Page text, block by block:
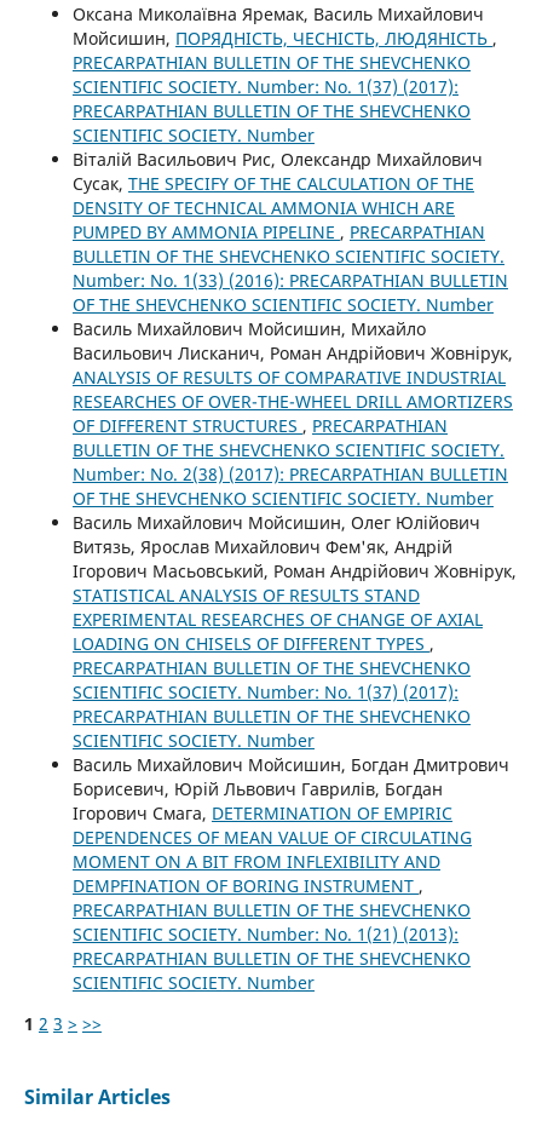
Оксана Миколаївна Яремак, Василь Михайлович
Мойсишин, ПОРЯДНІСТЬ, ЧЕСНІСТЬ, ЛЮДЯНІСТЬ ,
PRECARPATHIAN BULLETIN OF THE SHEVCHENKO
SCIENTIFIC SOCIETY. Number: No. 1(37) (2017):
PRECARPATHIAN BULLETIN OF THE SHEVCHENKO
SCIENTIFIC SOCIETY. Number
Віталій Васильович Рис, Олександр Михайлович
Сусак, THE SPECIFY OF THE CALCULATION OF THE
DENSITY OF TECHNICAL AMMONIA WHICH ARE
PUMPED BY AMMONIA PIPELINE , PRECARPATHIAN
BULLETIN OF THE SHEVCHENKO SCIENTIFIC SOCIETY.
Number: No. 1(33) (2016): PRECARPATHIAN BULLETIN
OF THE SHEVCHENKO SCIENTIFIC SOCIETY. Number
Василь Михайлович Мойсишин, Михайло
Васильович Лисканич, Роман Андрійович Жовнірук,
ANALYSIS OF RESULTS OF COMPARATIVE INDUSTRIAL
RESEARCHES OF OVER-THE-WHEEL DRILL AMORTIZERS
OF DIFFERENT STRUCTURES , PRECARPATHIAN
BULLETIN OF THE SHEVCHENKO SCIENTIFIC SOCIETY.
Number: No. 2(38) (2017): PRECARPATHIAN BULLETIN
OF THE SHEVCHENKO SCIENTIFIC SOCIETY. Number
Василь Михайлович Мойсишин, Олег Юлійович
Витязь, Ярослав Михайлович Фем'як, Андрій
Ігорович Масьовський, Роман Андрійович Жовнірук,
STATISTICAL ANALYSIS OF RESULTS STAND
EXPERIMENTAL RESEARCHES OF CHANGE OF AXIAL
LOADING ON CHISELS OF DIFFERENT TYPES ,
PRECARPATHIAN BULLETIN OF THE SHEVCHENKO
SCIENTIFIC SOCIETY. Number: No. 1(37) (2017):
PRECARPATHIAN BULLETIN OF THE SHEVCHENKO
SCIENTIFIC SOCIETY. Number
Василь Михайлович Мойсишин, Богдан Дмитрович
Борисевич, Юрій Львович Гаврилів, Богдан
Ігорович Смага, DETERMINATION OF EMPIRIC
DEPENDENCES OF MEAN VALUE OF CIRCULATING
MOMENT ON A BIT FROM INFLEXIBILITY AND
DEMPFINATION OF BORING INSTRUMENT ,
PRECARPATHIAN BULLETIN OF THE SHEVCHENKO
SCIENTIFIC SOCIETY. Number: No. 1(21) (2013):
PRECARPATHIAN BULLETIN OF THE SHEVCHENKO
SCIENTIFIC SOCIETY. Number
1 2 3 > >>
Similar Articles